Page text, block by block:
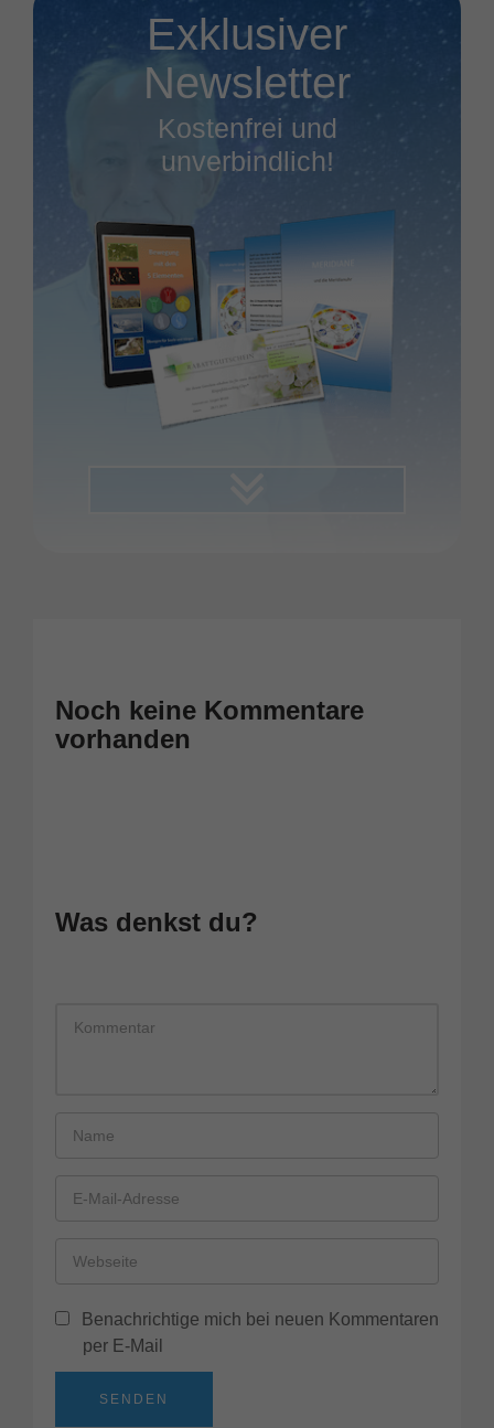
Exklusiver
Newsletter
Kostenfrei und
unverbindlich!
Noch keine Kommentare
vorhanden
Was denkst du?
Benachrichtige mich bei neuen Kommentaren
per E-Mail
SENDEN